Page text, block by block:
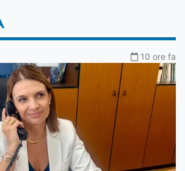
10 ore fa